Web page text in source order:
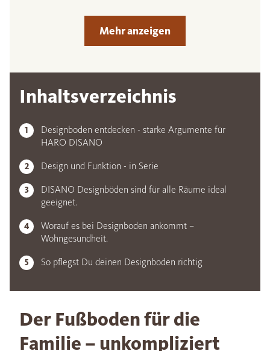
Mehr anzeigen
Inhaltsverzeichnis
Designboden entdecken - starke Argumente für
HARO DISANO
Design und Funktion - in Serie
DISANO Designböden sind für alle Räume ideal
geeignet.
Worauf es bei Designboden ankommt –
Wohngesundheit.
So pflegst Du deinen Designboden richtig
Der Fußboden für die
Familie – unkompliziert